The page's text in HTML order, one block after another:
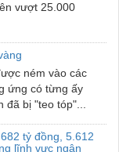
vượt 25.000
ném vào các
ứng có từng ấy
bị "teo tóp"...
tỷ đồng, 5.612
lĩnh vực ngân